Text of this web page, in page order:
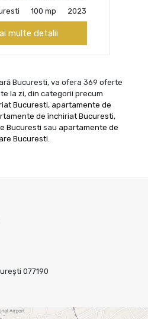
100 mp 2023
multe detalii
Bucuresti, va ofera 369 oferte
la zi, din categorii precum
Bucuresti, apartamente de
de închiriat Bucuresti,
Bucuresti sau apartamente de
Bucuresti
077190